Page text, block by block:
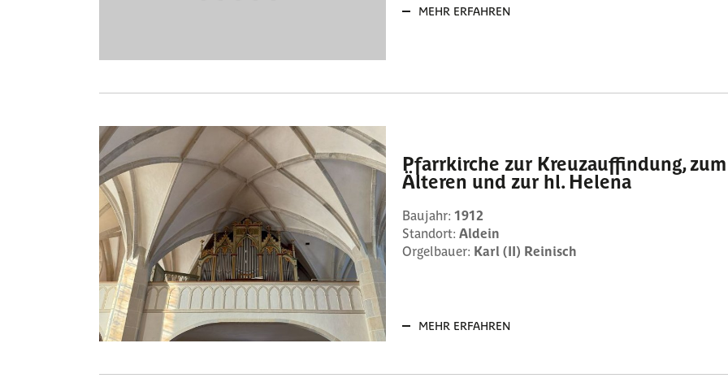
MEHR ERFAHREN
Pfarrkirche zur Kreuzauffindung,
Älteren und zur hl. Helena
Baujahr:1912
Standort:Aldein
Orgelbauer: Karl (II) Reinisch
MEHR ERFAHREN